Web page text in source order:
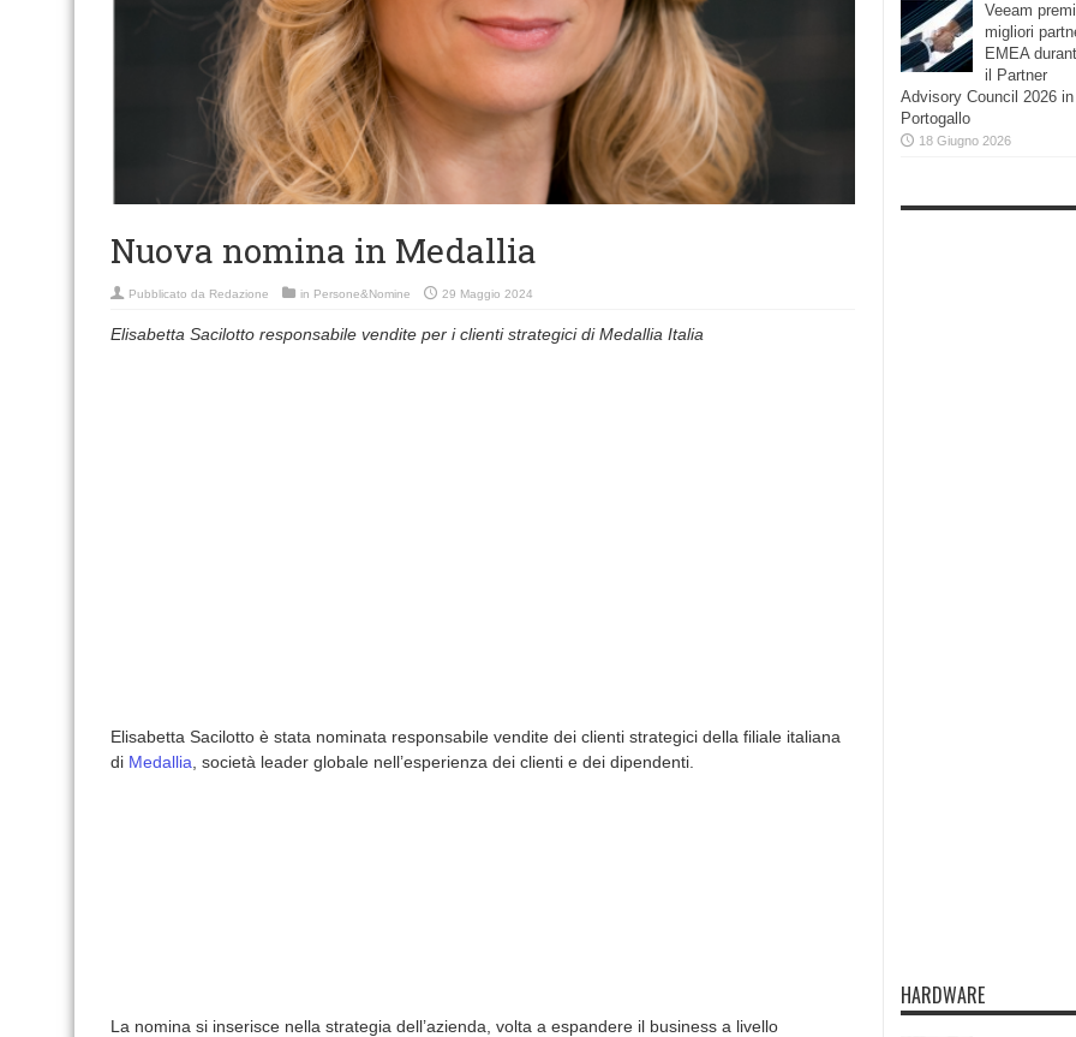
Nuova nomina in Medallia
Pubblicato da Redazione in Persone&Nomine 29 Maggio 2024
Elisabetta Sacilotto responsabile vendite per i clienti strategici di Medallia Italia
Elisabetta Sacilotto è stata nominata responsabile vendite dei clienti strategici della filiale italiana
di Medallia , società leader globale nell’esperienza dei clienti e dei dipendenti.
La nomina si inserisce nella strategia dell’azienda, volta a espandere il business a livello
Veeam
migliori
EMEA
il Partner
Advisory Council 2026 in
Portogallo
18 Giugno 2026
HARDWARE